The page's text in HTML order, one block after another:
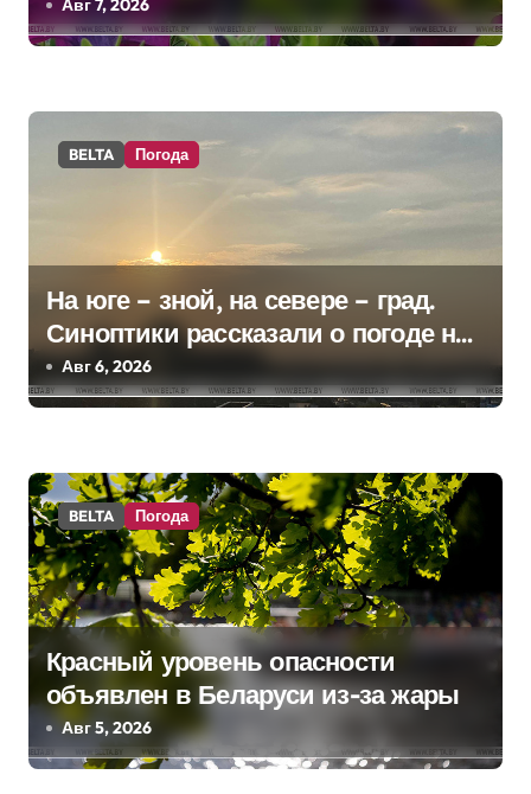
о
а
с
я
м
Авг 7, 2026
BELTA Погода
На юге – зной, на севере – град.
Синоптики рассказали о погоде на
сегодня
Авг 6, 2026
BELTA Погода
Красный уровень опасности
объявлен в Беларуси из-за жары
Авг 5, 2026